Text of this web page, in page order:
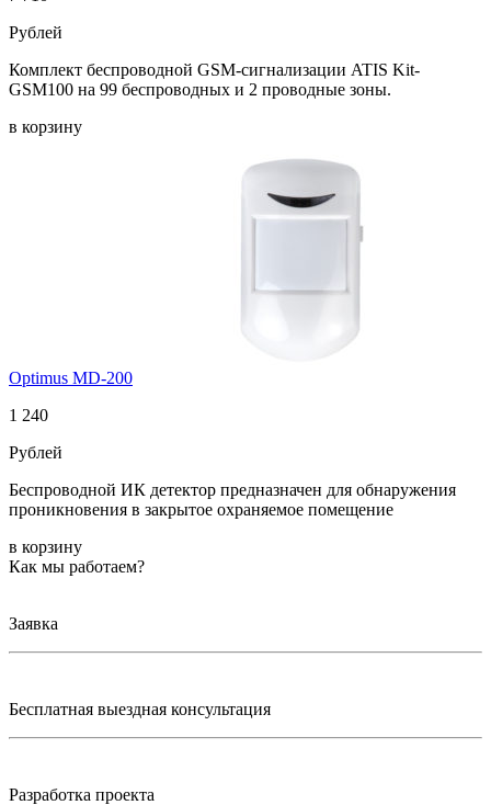
Рублей
Комплект беспроводной GSM-сигнализации ATIS Kit-
GSM100 на 99 беспроводных и 2 проводные зоны.
в корзину
Optimus MD-200
1 240
Рублей
Беспроводной ИК детектор предназначен для обнаружения
проникновения в закрытое охраняемое помещение
в корзину
Как мы работаем?
Заявка
Бесплатная выездная консультация
Разработка проекта